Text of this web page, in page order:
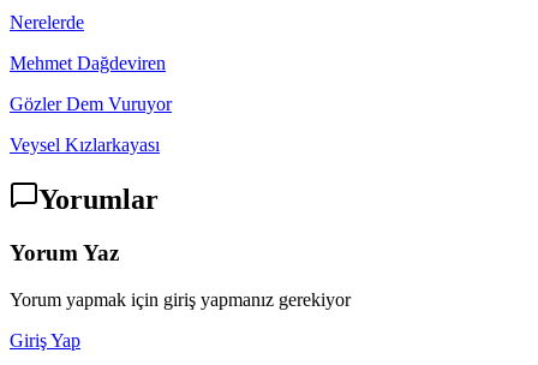
Nerelerde
Mehmet Dağdeviren
Gözler Dem Vuruyor
Veysel Kızlarkayası
Yorumlar
Yorum Yaz
Yorum yapmak için giriş yapmanız gerekiyor
Giriş Yap